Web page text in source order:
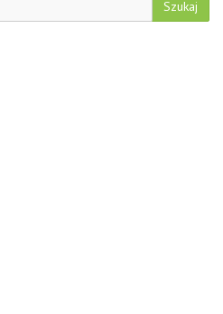
Szukaj